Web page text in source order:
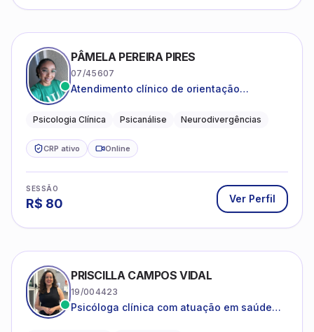
PÂMELA PEREIRA PIRES
07/45607
Atendimento clínico de orientação
crianças neurotípicas
Psicologia Clínica Psicanálise Neurodivergências
CRP ativo Online
SESSÃO
R$ 80 Ver Perfil
PRISCILLA CAMPOS VIDAL
19/004423
Psicóloga clínica com atuação em saúde